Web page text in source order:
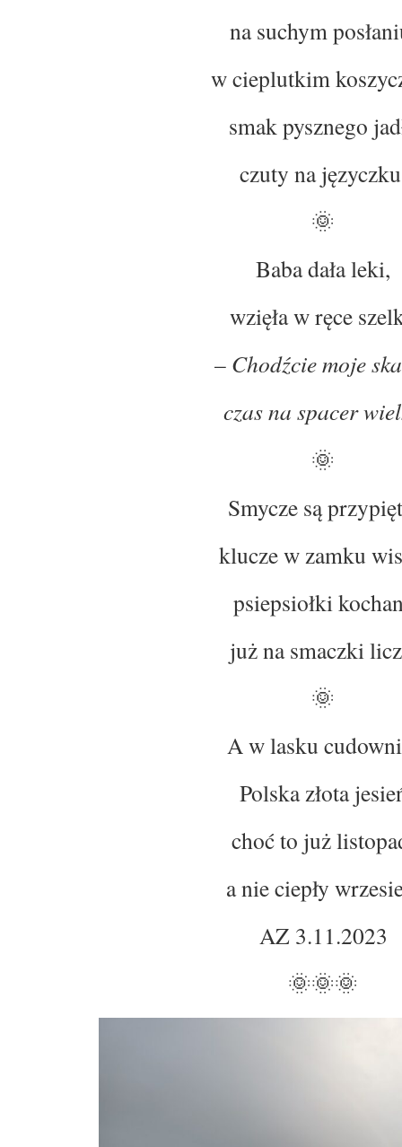
na suchym
w cieplutkim
smak pysznego
czuty na
🌞
Baba dała leki,
wzięła w ręce
– Chodźcie moje
czas na spacer
🌞
Smycze są
klucze w zamku
psiepsiołki
już na smaczki
🌞
A w lasku
Polska złota
choć to już
a nie ciepły
AZ 3.11.2023
🌞🌞🌞